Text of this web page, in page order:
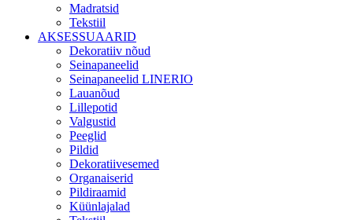
Madratsid
Tekstiil
AKSESSUAARID
Dekoratiiv nõud
Seinapaneelid
Seinapaneelid LINERIO
Lauanõud
Lillepotid
Valgustid
Peeglid
Pildid
Dekoratiivesemed
Organaiserid
Pildiraamid
Küünlajalad